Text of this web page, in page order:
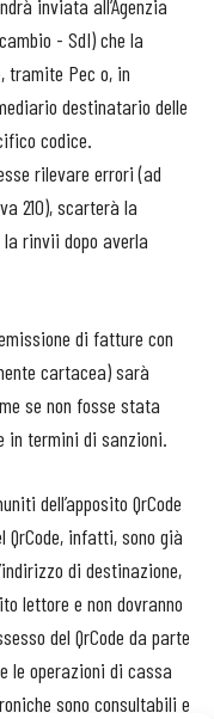
inviata all’Agenzia
- SdI) che la
tramite Pec o, in
destinatario delle
codice.
rilevare errori (ad
210), scarterà la
rinvii dopo averla
di fatture con
cartacea) sarà
se non fosse stata
in termini di sanzioni.
dell’apposito QrCode
infatti, sono già
di destinazione,
lettore e non dovranno
del QrCode da parte
le operazioni di cassa
sono consultabili e